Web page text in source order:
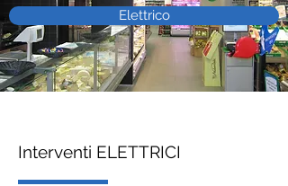
Elettrico
Interventi ELETTRICI